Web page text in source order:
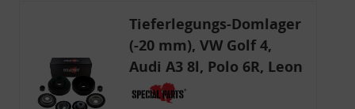
Tieferlegungs-Domlager
(-20 mm), VW Golf 4,
Audi A3 8l, Polo 6R, Leon